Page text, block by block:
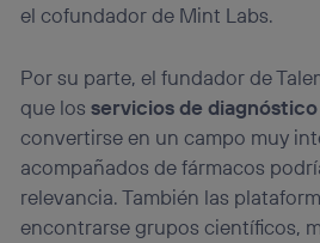
el cofundador de Mint Labs.
Por su parte, el fundador de
que losservicios de
convertirse en un campo muy
acompañados de fármacos
relevancia. También las
encontrarse grupos científicos,